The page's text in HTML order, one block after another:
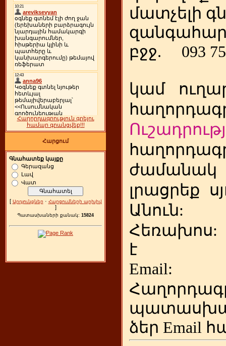
Հաղորդագրություն գրելու
համար գրանցվեք!!!
Հարցում
Գնահատեք կայքը
Գերազանց
Լավ
Վատ
[ Արդյունքներ · Հարցումների արխիվ
]
Պատասխաների քանակ: 15824
մատչելի
բջջ.
093
կամ
ժամանակ
լրացրեք
Անուն:
Հեռախոս
է
ձեր Email